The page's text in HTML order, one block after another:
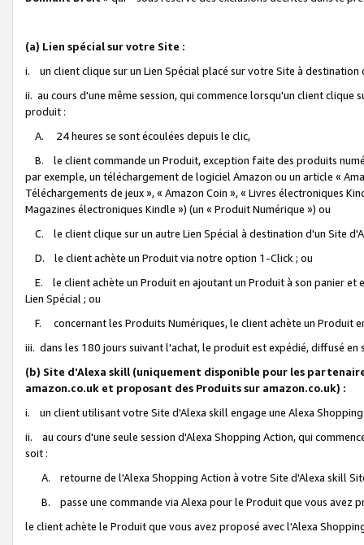
(a) Lien spécial sur votre Site :
i. un client clique sur un Lien Spécial placé sur votre Site à destination
ii. au cours d'une même session, qui commence lorsqu'un client
produit :
A. 24 heures se sont écoulées depuis le clic,
B. le client commande un Produit, exception faite des produits
par exemple, un téléchargement de logiciel Amazon ou un article «
Téléchargements de jeux », « Amazon Coin », « Livres électroniques
Magazines électroniques Kindle ») (un « Produit Numérique ») ou
C. le client clique sur un autre Lien Spécial à destination d'un Site
D. le client achète un Produit via notre option 1-Click ; ou
E. le client achète un Produit en ajoutant un Produit à son panier et
Lien Spécial ; ou
F. concernant les Produits Numériques, le client achète un Produit
iii. dans les 180 jours suivant l'achat, le produit est expédié, diffusé
(b) Site d'Alexa skill (uniquement disponible pour les
amazon.co.uk et proposant des Produits sur amazon.co.uk) :
i. un client utilisant votre Site d'Alexa skill engage une Alexa
ii. au cours d'une seule session d'Alexa Shopping Action, qui
soit :
A. retourne de l'Alexa Shopping Action à votre Site d'Alexa skill
B. passe une commande via Alexa pour le Produit que vous avez
le client achète le Produit que vous avez proposé avec l'Alexa